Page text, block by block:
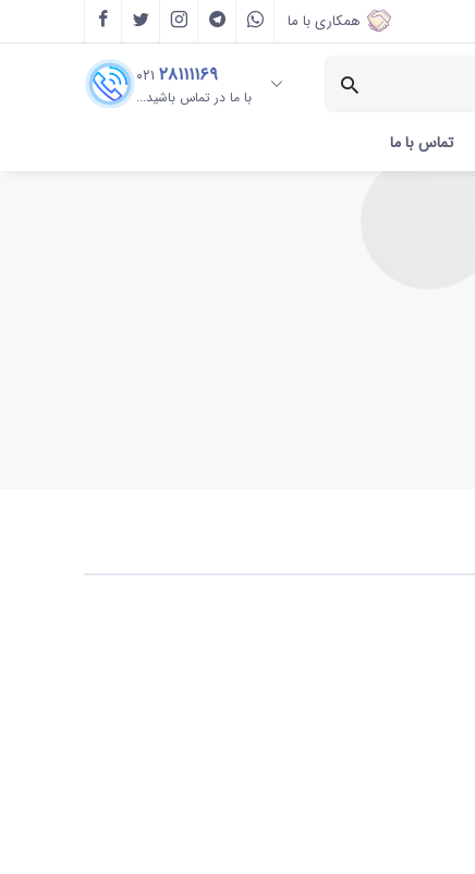
همکاری با ما
۰۲۱ ۲۸۱۱۱۱۶۹
با ما در تماس باشید...
تماس با ما